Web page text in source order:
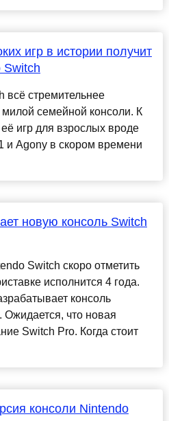
игр в истории получит
всё стремительнее
семейной консоли. К
игр для взрослых вроде
и Agony в скором времени
новую консоль Switch
Switch скоро отметить
исполнится 4 года.
консоль
что новая
Switch Pro. Когда стоит
консоли Nintendo